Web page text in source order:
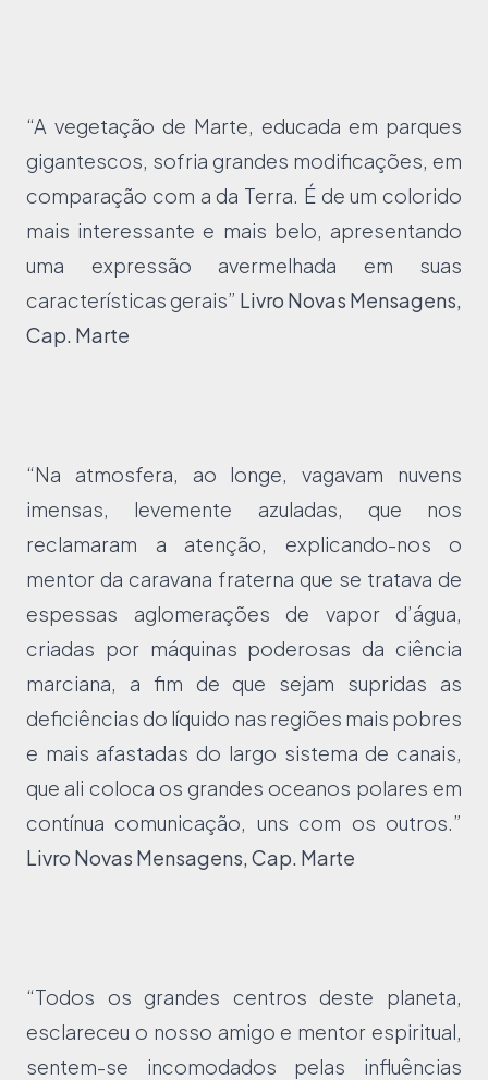
“A vegetação de Marte, educada em parques
gigantescos, sofria grandes modificações, em
comparação com a da Terra. É de um colorido
mais interessante e mais belo, apresentando
uma expressão avermelhada em suas
características gerais” Livro Novas Mensagens,
Cap. Marte
“Na atmosfera, ao longe, vagavam nuvens
imensas, levemente azuladas, que nos
reclamaram a atenção, explicando-nos o
mentor da caravana fraterna que se tratava de
espessas aglomerações de vapor d’água,
criadas por máquinas poderosas da ciência
marciana, a fim de que sejam supridas as
deficiências do líquido nas regiões mais pobres
e mais afastadas do largo sistema de canais,
que ali coloca os grandes oceanos polares em
contínua comunicação, uns com os outros.”
Livro Novas Mensagens, Cap. Marte
“Todos os grandes centros deste planeta,
esclareceu o nosso amigo e mentor espiritual,
sentem-se incomodados pelas influências